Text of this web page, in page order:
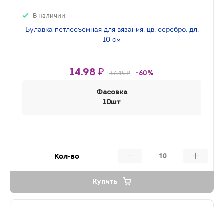
В наличии
Булавка петлесъемная для вязания, цв. серебро, дл.
10 см
14.98 ₽ 37.45 ₽ -60%
Фасовка
10шт
Кол-во
Купить